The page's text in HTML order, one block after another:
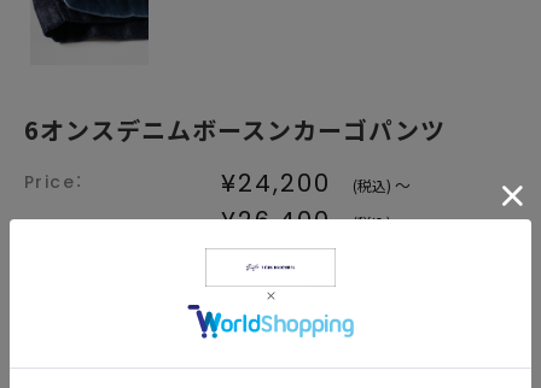
6オンスデニムボースンカーゴパンツ
¥24,200
(税込) ～
¥26,400 (税込)
size：